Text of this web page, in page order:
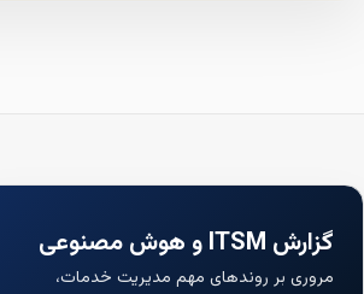
گزارش ITSM و هوش مصنوعی
مروری بر روندهای مهم مدیریت خدمات،